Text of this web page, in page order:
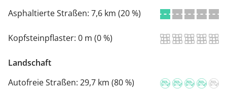
Asphaltierte Straßen: 7,6 km (20 %)
Kopfsteinpflaster: 0 m (0 %)
Landschaft
Autofreie Straßen: 29,7 km (80 %)